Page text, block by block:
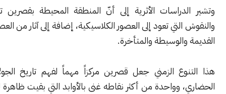
الأثرية إلى أنّ المنطقة المحيطة بقصرين تزخر بالرموز
تعود إلى العصور الكلاسيكية، إضافة إلى آثار من العصور البرونزية
والمتأخرة.
الزمني جعل قصرين مركزاً مهماً لفهم تاريخ الجولان وتطوره
وواحدة من أكثر نقاطه غنى بالأوابد التي بقيت ظاهرة للعيان حتى